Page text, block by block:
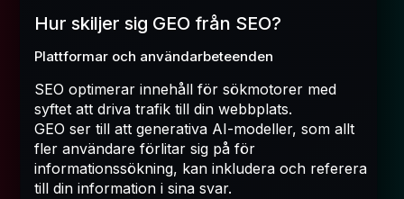
Hur skiljer sig GEO från SEO?
Plattformar och användarbeteenden
SEO optimerar innehåll för sökmotorer med
syftet att driva trafik till din webbplats.
GEO ser till att generativa AI-modeller, som allt
fler användare förlitar sig på för
informationssökning, kan inkludera och referera
till din information i sina svar.